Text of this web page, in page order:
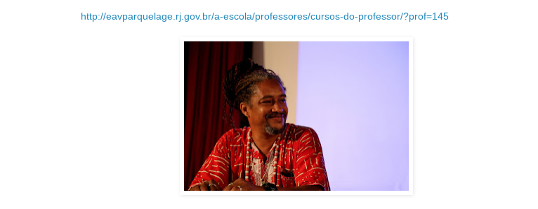
http://eavparquelage.rj.gov.br/a-escola/professores/cursos-do-professor/?prof=145